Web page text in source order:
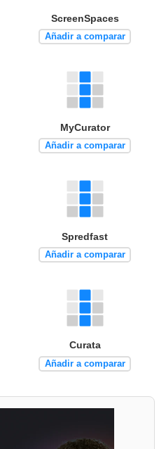
ScreenSpaces
Añadir a comparar
MyCurator
Añadir a comparar
Spredfast
Añadir a comparar
Curata
Añadir a comparar